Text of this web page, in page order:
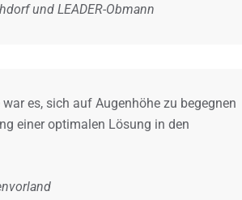
und LEADER-Obmann
es, sich auf Augenhöhe zu begegnen
einer optimalen Lösung in den